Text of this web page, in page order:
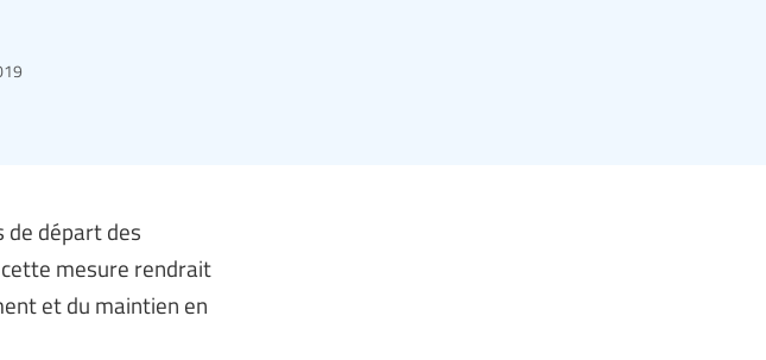
de départ des
cette mesure rendrait
et du maintien en